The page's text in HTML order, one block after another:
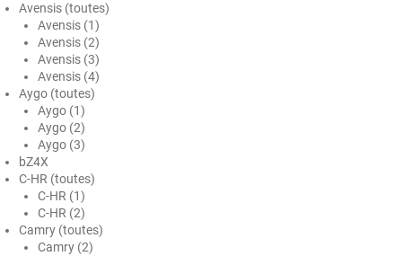
Genesis
Geo
Gmc
Great
Grecav
Gwm
Holden
Avensis (toutes)
Avensis (1)
Avensis (2)
Avensis (3)
Avensis (4)
Aygo (toutes)
Aygo (1)
Aygo (2)
Aygo (3)
bZ4X
C-HR (toutes)
C-HR (1)
C-HR (2)
Camry (toutes)
Camry (2)